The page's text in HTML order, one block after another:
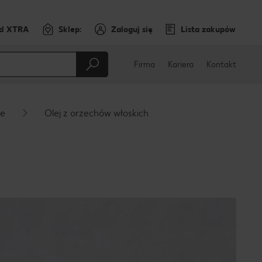
XTRA Sklep: Zaloguj się Lista zakupów
Firma Kariera Kontakt
Olej z orzechów włoskich